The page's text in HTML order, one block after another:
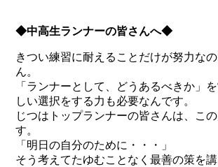
◆中高生ランナーの皆さんへ◆
きつい練習に耐えることだけが努力な
ん。
「ランナーとして、どうあるべきか」
しい選択をする力も必要なんです。
じつはトップランナーの皆さんは、こ
す。
「明日の自分のために・・・」
そう考えてたゆむことなく最善の策を